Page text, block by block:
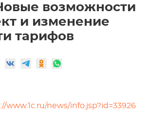
возможности
и изменение
тарифов
www.1c.ru/news/info.jsp?id=33926